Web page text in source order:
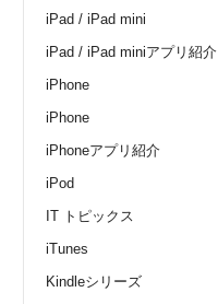
iPad / iPad mini
iPad / iPad miniアプリ紹介
iPhone
iPhone
iPhoneアプリ紹介
iPod
IT トピックス
iTunes
Kindleシリーズ